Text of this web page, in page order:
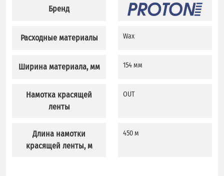
Бренд
Расходные материалы
Ширина материала, мм
Намотка красящей
ленты
Длина намотки
красящей ленты, м
Wax
154 мм
OUT
450 м